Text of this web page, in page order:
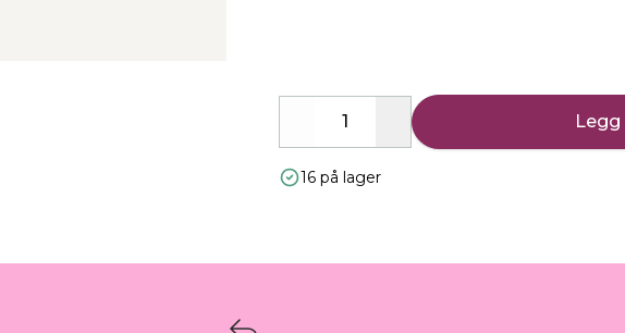
Decrease Increase
16 på lager